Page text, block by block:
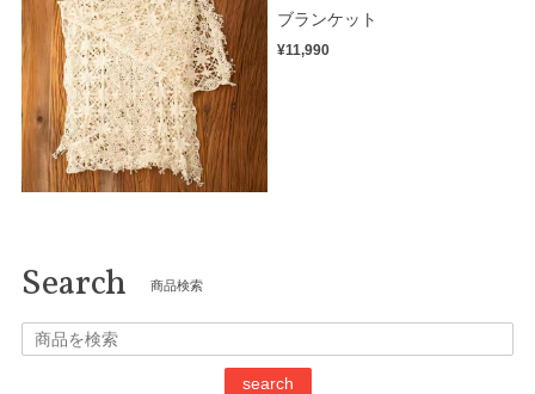
ブランケット
¥11,990
Search 商品検索
search